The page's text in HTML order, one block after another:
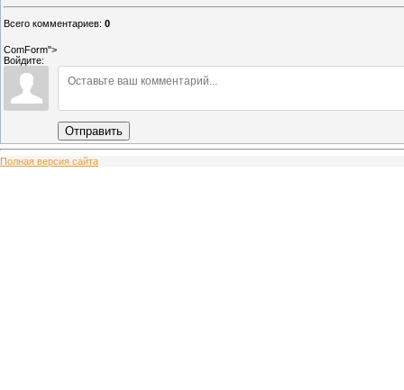
Всего комментариев: 0
ComForm">
Войдите:
Отправить
Полная версия сайта